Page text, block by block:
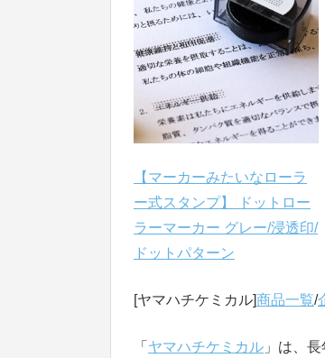
【マーカーみたいなローラ
ー式スタンプ】 ドットロー
ラーマーカー グレー/浸透印/
ドットパターン
[ヤマハチケミカル]商品一覧/
「 ヤマハチケミカル 」は、